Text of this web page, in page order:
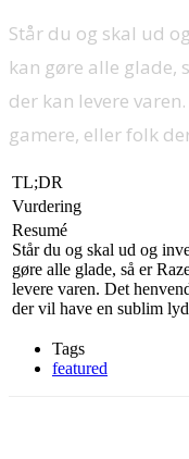
Står du og skal ud
kan gøre alle glade,
der kan levere
gamere, eller folk
TL;DR
Vurdering
Resumé
Står du og skal ud og
gøre alle glade, så er
levere varen. Det
der vil have en sublim
Tags
featured